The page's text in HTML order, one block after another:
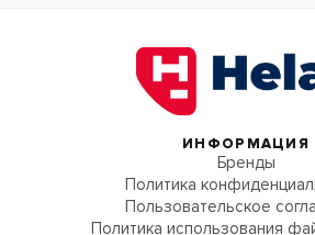
ИНФОРМАЦИЯ
Бренды
Политика
Пользовательское
Политика использования